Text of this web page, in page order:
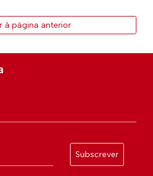
à página anterior
Subscrever